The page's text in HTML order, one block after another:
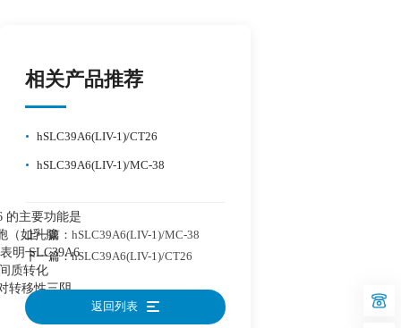
主要功能是
（如乳腺
明 SLC39A6
质转化
转移性三阴
相关产品推荐
• hSLC39A6(LIV-1)/CT26
• hSLC39A6(LIV-1)/MC-38
上一篇： hSLC39A6(LIV-1)/MC-38
下一篇：hSLC39A6(LIV-1)/CT26
返回列表